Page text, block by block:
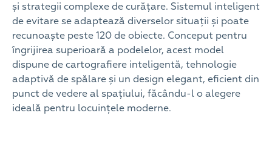
și strategii complexe de curățare. Sistemul inteligent
de evitare se adaptează diverselor situații și poate
recunoaște peste 120 de obiecte. Conceput pentru
îngrijirea superioară a podelelor, acest model
dispune de cartografiere inteligentă, tehnologie
adaptivă de spălare și un design elegant, eficient din
punct de vedere al spațiului, făcându-l o alegere
ideală pentru locuințele moderne.